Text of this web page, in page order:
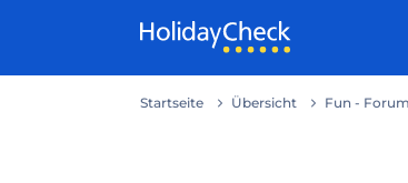
Startseite Übersicht Fun - Forum